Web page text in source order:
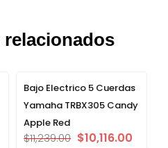
Bajo Electrico 5 Cuerdas
Yamaha TRBX305 Candy
Apple Red
$11,239.00 $10,116.00